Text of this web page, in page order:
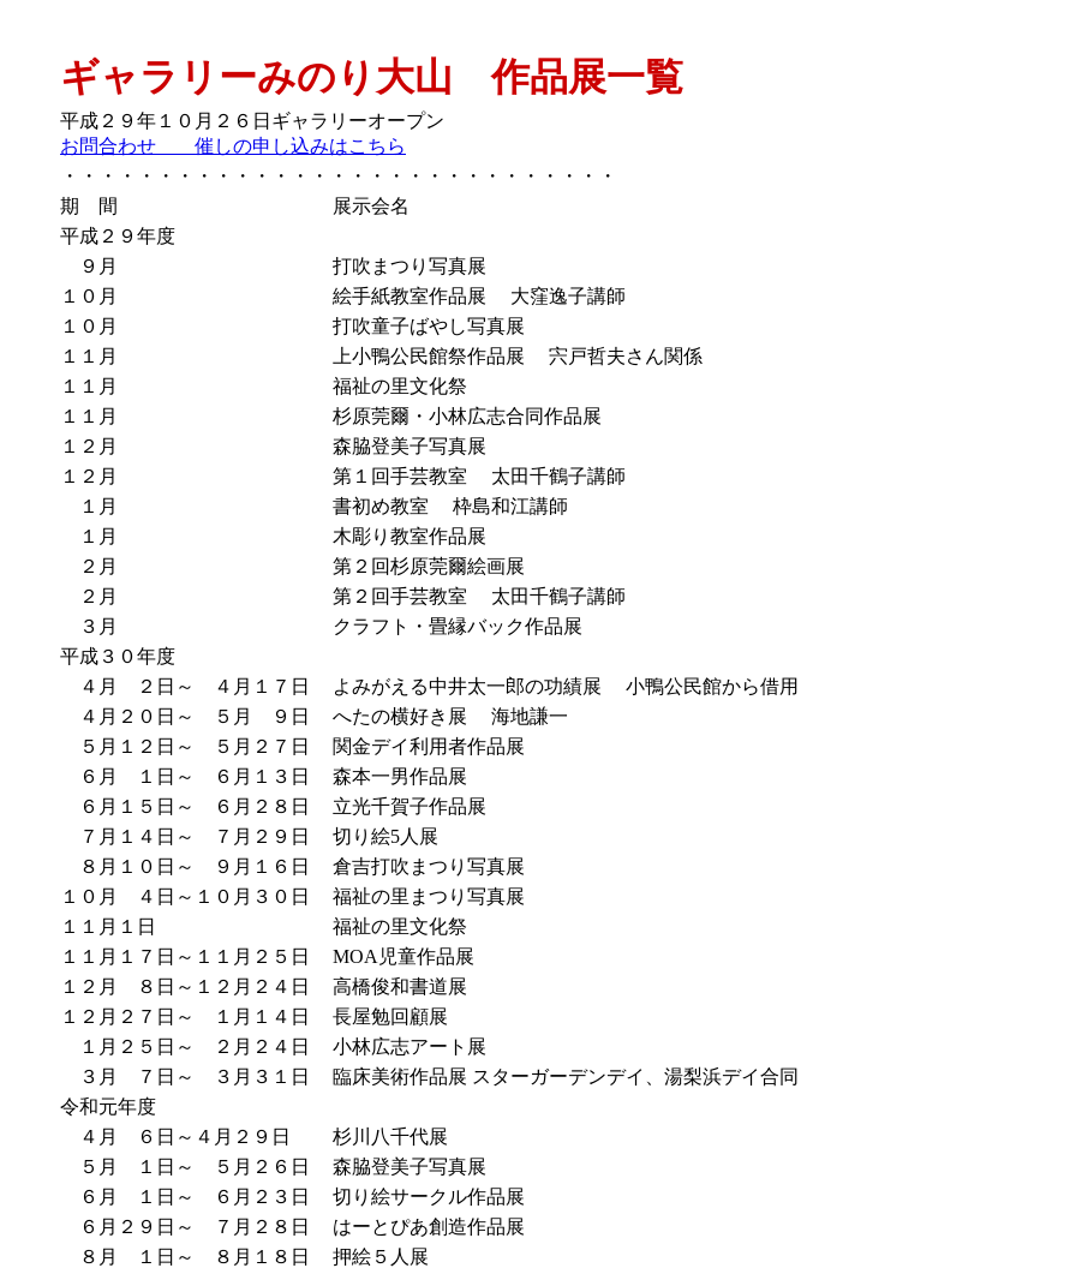
ギャラリーみのり大山 作品展一覧
平成２９年１０月２６日ギャラリーオープン
お問合わせ 催しの申し込みはこちら
・・・・・・・・・・・・・・・・・・・・・・・・・・・・・
期 間
展示会名
平成２９年度
９月
打吹まつり写真展
１０月
絵手紙教室作品展 大窪逸子講師
１０月
打吹童子ばやし写真展
１１月
上小鴨公民館祭作品展 宍戸哲夫さん関係
１１月
福祉の里文化祭
１１月
杉原莞爾・小林広志合同作品展
１２月
森脇登美子写真展
１２月
第１回手芸教室 太田千鶴子講師
１月
書初め教室 枠島和江講師
１月
木彫り教室作品展
２月
第２回杉原莞爾絵画展
２月
第２回手芸教室 太田千鶴子講師
３月
クラフト・畳縁バック作品展
平成３０年度
４月 ２日～ ４月１７日
よみがえる中井太一郎の功績展 小鴨公民館から借用
４月２０日～ ５月 ９日
へたの横好き展 海地謙一
５月１２日～ ５月２７日
関金デイ利用者作品展
６月 １日～ ６月１３日
森本一男作品展
６月１５日～ ６月２８日
立光千賀子作品展
７月１４日～ ７月２９日
切り絵5人展
８月１０日～ ９月１６日
倉吉打吹まつり写真展
１０月 ４日～１０月３０日
福祉の里まつり写真展
１１月１日
福祉の里文化祭
１１月１７日～１１月２５日
MOA児童作品展
１２月 ８日～１２月２４日
高橋俊和書道展
１２月２７日～ １月１４日
長屋勉回顧展
１月２５日～ ２月２４日
小林広志アート展
３月 ７日～ ３月３１日
臨床美術作品展 スターガーデンデイ、湯梨浜デイ合同
令和元年度
４月 ６日～４月２９日
杉川八千代展
５月 １日～ ５月２６日
森脇登美子写真展
６月 １日～ ６月２３日
切り絵サークル作品展
６月２９日～ ７月２８日
はーとぴあ創造作品展
８月 １日～ ８月１８日
押絵５人展